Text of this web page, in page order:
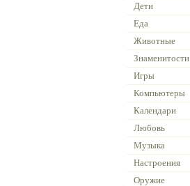
Дети
Еда
Животные
Знаменитости
Игры
Компьютеры
Календари
Любовь
Музыка
Настроения
Оружие